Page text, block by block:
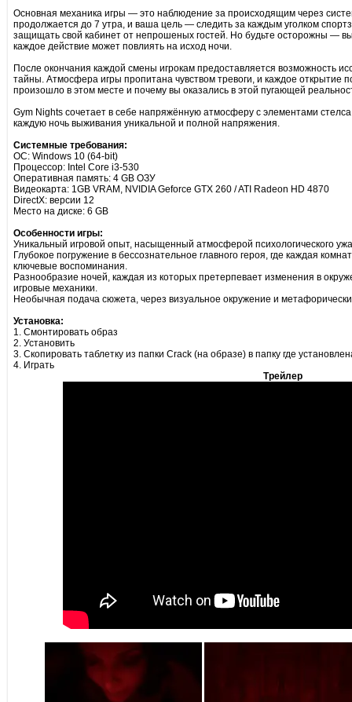
Основная механика игры — это наблюдение за происходящим через
продолжается до 7 утра, и ваша цель — следить за каждым уголком
защищать свой кабинет от непрошеных гостей. Но будьте осторожны —
каждое действие может повлиять на исход ночи.
После окончания каждой смены игрокам предоставляется возможность
тайны. Атмосфера игры пропитана чувством тревоги, и каждое открытие
произошло в этом месте и почему вы оказались в этой пугающей
Gym Nights сочетает в себе напряжённую атмосферу с элементами
каждую ночь выживания уникальной и полной напряжения.
Системные требования:
ОС: Windows 10 (64-bit)
Процессор: Intel Core i3-530
Оперативная память: 4 GB ОЗУ
Видеокарта: 1GB VRAM, NVIDIA Geforce GTX 260 / ATI Radeon HD 4870
DirectX: версии 12
Место на диске: 6 GB
Особенности игры:
Уникальный игровой опыт, насыщенный атмосферой психологического
Глубокое погружение в бессознательное главного героя, где каждая
ключевые воспоминания.
Разнообразие ночей, каждая из которых претерпевает изменения в
игровые механики.
Необычная подача сюжета, через визуальное окружение и
Установка:
1. Смонтировать образ
2. Установить
3. Скопировать таблетку из папки Crack (на образе) в папку где
4. Играть
Трейлер